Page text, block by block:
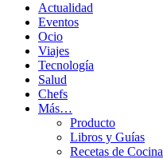
Actualidad
Eventos
Ocio
Viajes
Tecnología
Salud
Chefs
Más…
Producto
Libros y Guías
Recetas de Cocina